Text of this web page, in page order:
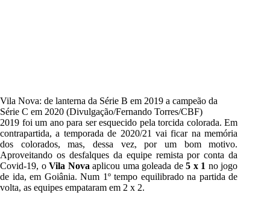
Vila Nova: de lanterna da Série B em 2019 a campeão da
Série C em 2020 (Divulgação/Fernando Torres/CBF)
2019 foi um ano para ser esquecido pela torcida colorada. Em
contrapartida, a temporada de 2020/21 vai ficar na memória
dos colorados, mas, dessa vez, por um bom motivo.
Aproveitando os desfalques da equipe remista por conta da
Covid-19, oVila Nova aplicou uma goleada de5 x 1 no jogo
de ida, em Goiânia. Num 1º tempo equilibrado na partida de
volta, as equipes empataram em 2 x 2.